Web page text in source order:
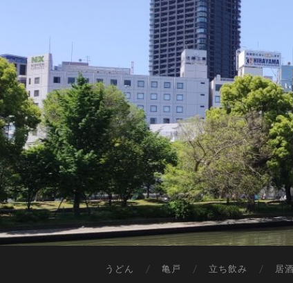
うどん 亀戸 立ち飲み 居